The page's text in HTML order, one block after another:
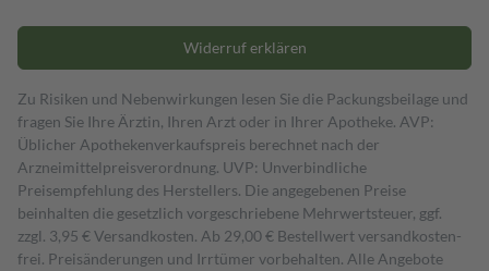
Widerruf erklären
Zu Risiken und Nebenwirkungen lesen Sie die Packungsbeilage und
fragen Sie Ihre Ärztin, Ihren Arzt oder in Ihrer Apotheke. AVP:
Üblicher Apothekenverkaufspreis berechnet nach der
Arzneimittelpreisverordnung. UVP: Unverbindliche
Preisempfehlung des Herstellers. Die angegebenen Preise
beinhalten die gesetzlich vorgeschriebene Mehrwertsteuer, ggf.
zzgl. 3,95 € Versandkosten. Ab 29,00 € Bestell­wert versand­kosten­
frei. Preisänderungen und Irrtümer vorbehalten. Alle Angebote